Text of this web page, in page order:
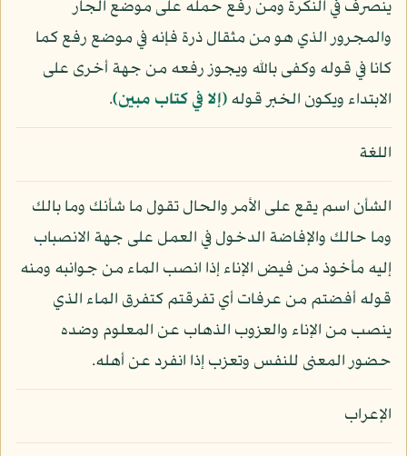
ينصرف في النكرة ومن رفع حمله على موضع الجار
والمجرور الذي هو من مثقال ذرة فإنه في موضع رفع كما
كانا في قوله وكفى بالله ويجوز رفعه من جهة أخرى على
الابتداء ويكون الخبر قوله﴿إلا في كتاب مبين﴾.
اللغة
الشأن اسم يقع على الأمر والحال تقول ما شأنك وما بالك
وما حالك والإفاضة الدخول في العمل على جهة الانصباب
إليه مأخوذ من فيض الإناء إذا انصب الماء من جوانبه ومنه
قوله أفضتم من عرفات أي تفرقتم كتفرق الماء الذي
ينصب من الإناء والعزوب الذهاب عن المعلوم وضده
حضور المعنى للنفس وتعزب إذا انفرد عن أهله.
الإعراب